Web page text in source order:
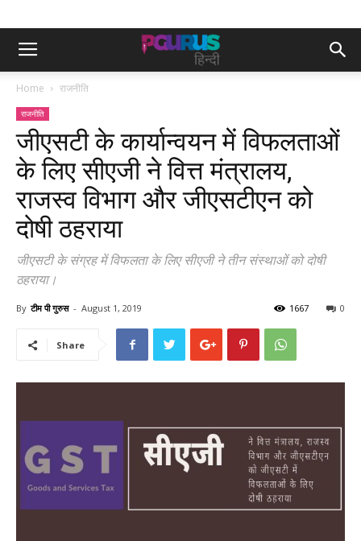
Home राजनीति
राजनीति
जीएसटी के कार्यान्वयन में विफलताओं
के लिए सीएजी ने वित्त मंत्रालय,
राजस्व विभाग और जीएसटीएन को
दोषी ठहराया
जीएसटी के संग्रह में विफलता के लिए सीएजी ने तीन संस्थाओं को दोषी
ठहराया।
By टीम पी गुरुस - August 1, 2019 0
1667
Share